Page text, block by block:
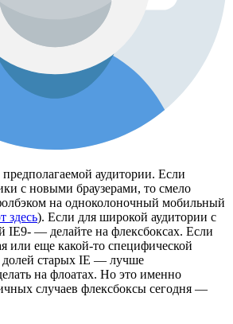
аудитории. Если
с новыми браузерами, то смело
на одноколоночный мобильный
здесь). Если для широкой аудитории с
IE9- — делайте на флексбоксах. Если
или еще какой-то специфической
долей старых IE — лучше
на флоатах. Но это именно
случаев флексбоксы сегодня —